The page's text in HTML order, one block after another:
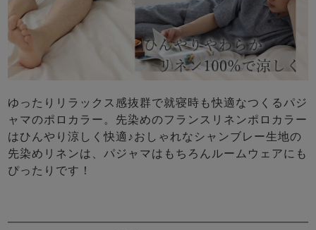
ゆったりリラックス感抜群で就寝時も快適なつくるパジ
ャマのポロカラー。先染めのフランスリネンポロカラー
はひんやり涼しく快適♪おしゃれなシャンブレー生地の
先染めリネンは、パジャマはもちろんルームウェアにも
ぴったりです！